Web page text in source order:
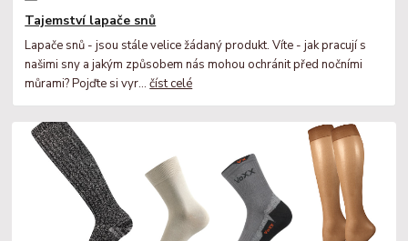
Tajemství lapače snů
Lapače snů - jsou stále velice žádaný produkt. Víte - jak pracují s
našimi sny a jakým způsobem nás mohou ochránit před nočními
můrami? Pojďte si vyr...číst celé